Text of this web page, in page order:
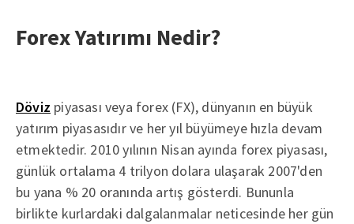
Forex Yatırımı Nedir?
Döviz piyasası veya forex (FX), dünyanın en büyük
yatırım piyasasıdır ve her yıl büyümeye hızla devam
etmektedir. 2010 yılının Nisan ayında forex piyasası,
günlük ortalama 4 trilyon dolara ulaşarak 2007'den
bu yana % 20 oranında artış gösterdi. Bununla
birlikte kurlardaki dalgalanmalar neticesinde her gün